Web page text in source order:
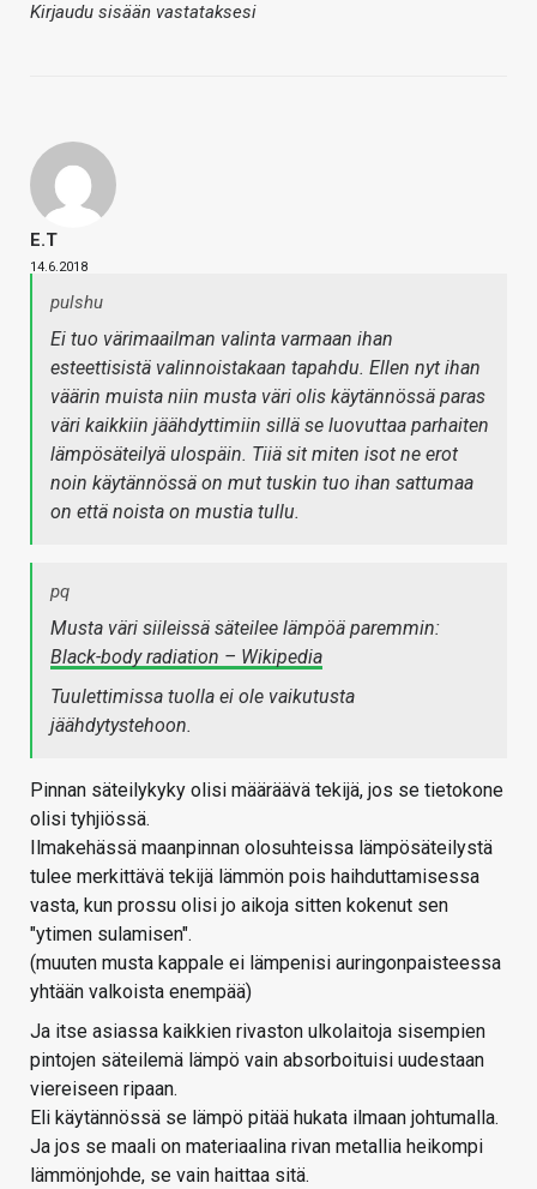
Kirjaudu sisään vastataksesi
E.T
14.6.2018
pulshu
Ei tuo värimaailman valinta varmaan ihan
esteettisistä valinnoistakaan tapahdu. Ellen nyt ihan
väärin muista niin musta väri olis käytännössä paras
väri kaikkiin jäähdyttimiin sillä se luovuttaa parhaiten
lämpösäteilyä ulospäin. Tiiä sit miten isot ne erot
noin käytännössä on mut tuskin tuo ihan sattumaa
on että noista on mustia tullu.
pq
Musta väri siileissä säteilee lämpöä paremmin:
Black-body radiation – Wikipedia
Tuulettimissa tuolla ei ole vaikutusta
jäähdytystehoon.
Pinnan säteilykyky olisi määräävä tekijä, jos se tietokone
olisi tyhjiössä.
Ilmakehässä maanpinnan olosuhteissa lämpösäteilystä
tulee merkittävä tekijä lämmön pois haihduttamisessa
vasta, kun prossu olisi jo aikoja sitten kokenut sen
"ytimen sulamisen".
(muuten musta kappale ei lämpenisi auringonpaisteessa
yhtään valkoista enempää)
Ja itse asiassa kaikkien rivaston ulkolaitoja sisempien
pintojen säteilemä lämpö vain absorboituisi uudestaan
viereiseen ripaan.
Eli käytännössä se lämpö pitää hukata ilmaan johtumalla.
Ja jos se maali on materiaalina rivan metallia heikompi
lämmönjohde, se vain haittaa sitä.